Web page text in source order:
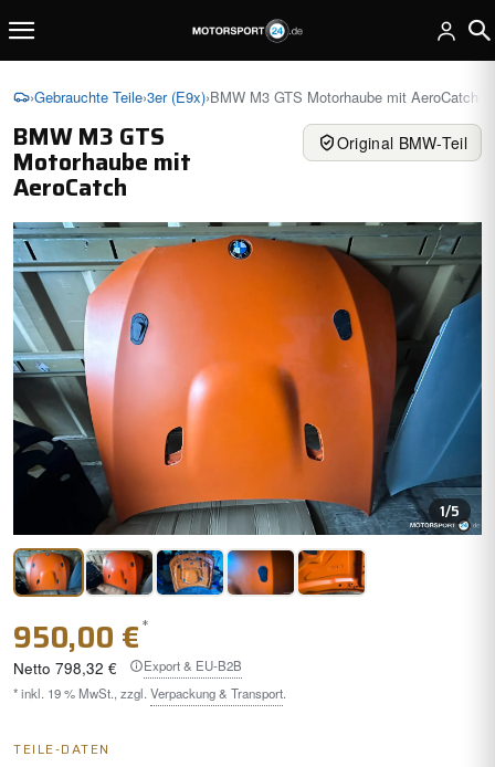
›Gebrauchte Teile›3er (E9x)›BMW M3 GTS Motorhaube mit AeroCatch
BMW M3 GTS
Motorhaube mit
AeroCatch
Original BMW-Teil
1/5
950,00 €*
Netto 798,32 €
Export & EU-B2B
* inkl. 19 % MwSt., zzgl. Verpackung & Transport.
TEILE-DATEN